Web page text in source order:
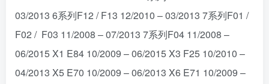
03/2013 6系列F12 / F13 12/2010 – 03/2013 7系列F01 /
F02 / F03 11/2008 – 07/2013 7系列F04 11/2008 –
06/2015 X1 E84 10/2009 – 06/2015 X3 F25 10/2010 –
04/2013 X5 E70 10/2009 – 06/2013 X6 E71 10/2009 –